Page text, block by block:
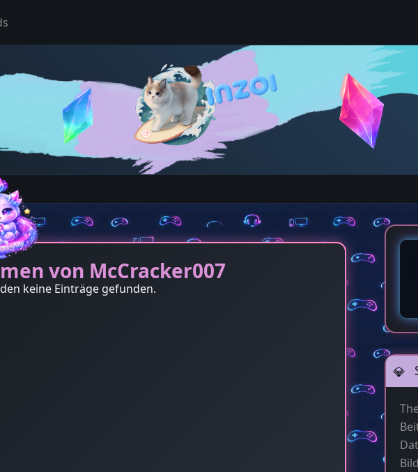
von McCracker007
keine Einträge gefunden.